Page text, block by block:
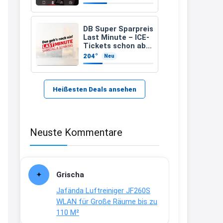
zugelassenen)
DB Super Sparpreis
Last Minute – ICE-
Tickets schon ab
6,99 Euro statt ab
17,99 Euro
204° Neu
Heißesten Deals ansehen
Neuste Kommentare
Grischa
Jafända Luftreiniger JF260S
WLAN für Große Räume bis zu
110 M²
21:37
Kerstin
Bei EDEKA
↩
29.07www.haribo.com/de-
↩
Joachim
Ab diesem Jahr gibt es keine